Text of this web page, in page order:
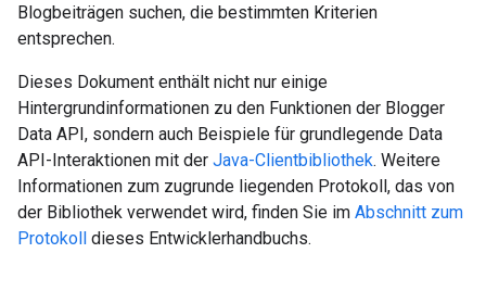
Blogbeiträgen suchen, die bestimmten Kriterien
entsprechen.
Dieses Dokument enthält nicht nur einige
Hintergrundinformationen zu den Funktionen der Blogger
Data API, sondern auch Beispiele für grundlegende Data
API-Interaktionen mit der Java-Clientbibliothek. Weitere
Informationen zum zugrunde liegenden Protokoll, das von
der Bibliothek verwendet wird, finden Sie im Abschnitt zum
Protokoll dieses Entwicklerhandbuchs.